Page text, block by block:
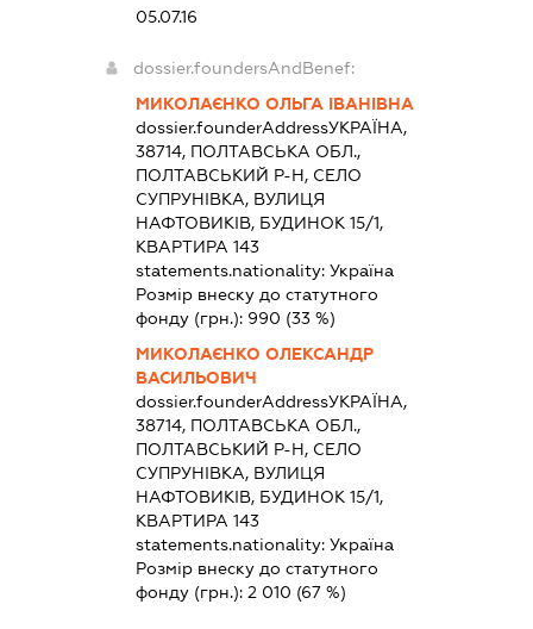
05.07.16
dossier.foundersAndBenef:
МИКОЛАЄНКО ОЛЬГА ІВАНІВНА
dossier.founderAddressУКРАЇНА,
38714, ПОЛТАВСЬКА ОБЛ.,
ПОЛТАВСЬКИЙ Р-Н, СЕЛО
СУПРУНІВКА, ВУЛИЦЯ
НАФТОВИКІВ, БУДИНОК 15/1,
КВАРТИРА 143
statements.nationality:Україна
Розмір внеску до статутного
фонду (грн.): 990 (33 %)
МИКОЛАЄНКО ОЛЕКСАНДР
ВАСИЛЬОВИЧ
dossier.founderAddressУКРАЇНА,
38714, ПОЛТАВСЬКА ОБЛ.,
ПОЛТАВСЬКИЙ Р-Н, СЕЛО
СУПРУНІВКА, ВУЛИЦЯ
НАФТОВИКІВ, БУДИНОК 15/1,
КВАРТИРА 143
statements.nationality:Україна
Розмір внеску до статутного
фонду (грн.):2 010 (67 %)